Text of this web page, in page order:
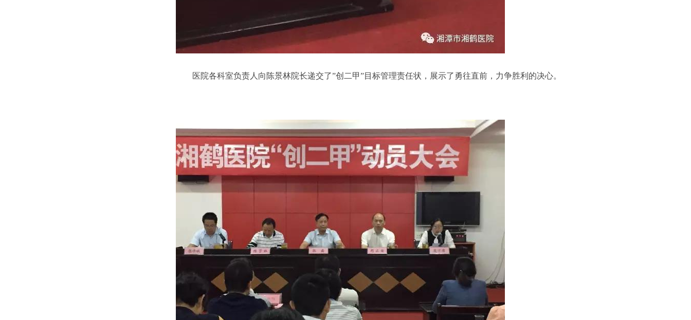
医院各科室负责人向陈景林院长递交了”创二甲”目标管理责任状，展示了勇往直前，力争胜利的决心。